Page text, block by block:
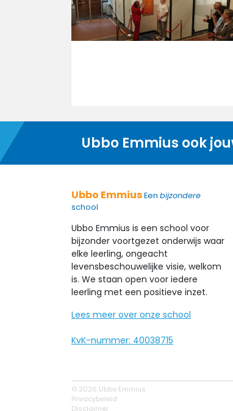
Ubbo Emmius ook
Ubbo EmmiusEen bijzondere
school
Ubbo Emmius is een school voor
bijzonder voortgezet onderwijs waar
elke leerling, ongeacht
levensbeschouwelijke visie, welkom
is. We staan open voor iedere
leerling met een positieve inzet.
Lees meer over onze school
KvK-nummer: 40038715
© 2026 Ubbo Emmius
Privacybeleid
Disclaimer